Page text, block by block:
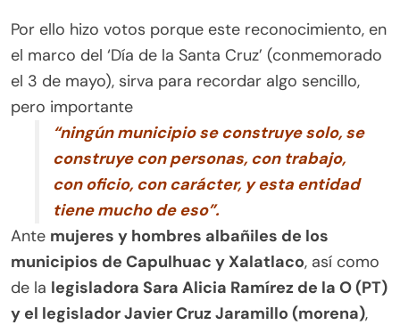
Por ello hizo votos porque este reconocimiento, en
el marco del ‘Día de la Santa Cruz’ (conmemorado
el 3 de mayo), sirva para recordar algo sencillo,
pero importante
“ningún municipio se construye solo, se
construye con personas, con trabajo,
con oficio, con carácter, y esta entidad
tiene mucho de eso”.
Ante mujeres y hombres albañiles de los
municipios de Capulhuac y Xalatlaco, así como
de la legisladora Sara Alicia Ramírez de la O (PT)
y el legislador Javier Cruz Jaramillo (morena),